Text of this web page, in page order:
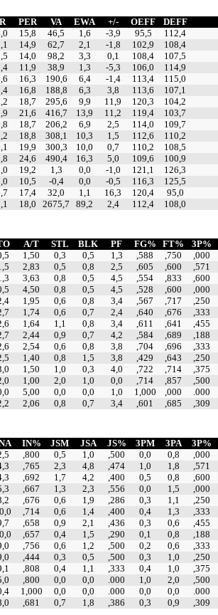
PER VA EWA +/- OEFF
DEFF
15,8 46,5 1,6 -3,9 95,5
112,4
14,9 62,7 2,1 -1,8 102,9
108,4
14,0 98,2 3,3 0,1 108,4
107,5
11,9 38,9 1,3 -5,3 106,0
114,9
16,3 190,6 6,4 -1,4 113,4
115,0
16,8 188,8 6,3 3,8 113,6
107,1
18,7 295,6 9,9 11,9 120,3
104,2
21,6 416,7 13,9 11,2 119,4
103,7
18,7 206,2 6,9 2,5 114,0
109,7
18,8 308,1 10,3 1,5 112,6
110,2
19,9 300,3 10,0 0,7 110,2
108,5
24,6 490,4 16,3 5,0 109,6
100,9
19,2 1,3 0,0 -1,0 121,1
126,3
10,5 -0,4 0,0 -0,5 116,3
125,5
17,4 32,0 1,1 16,3 120,4
95,0
18,0 2675,7 89,2 2,4 112,4 108,0
A/T STL BLK PF FG% FT%
3P%
1,50 0,3 0,5 1,3 ,588 ,750
,000
2,83 0,5 0,8 2,5 ,605 ,600
,571
3,63 0,8 0,5 4,5 ,554 ,833
,600
4,50 0,8 0,5 4,5 ,528 ,600
,000
1,95 0,6 0,8 3,4 ,567 ,717
,250
1,74 0,6 0,7 2,4 ,640 ,676
,333
1,64 1,1 0,8 3,4 ,611 ,641
,455
2,44 0,9 0,7 4,2 ,584 ,689
,188
2,54 0,6 0,8 3,8 ,704 ,696
,333
1,40 0,8 1,5 3,8 ,429 ,643
,250
1,50 1,0 0,3 4,0 ,722 ,714
,375
1,00 2,0 1,0 0,0 ,714 ,857
,500
5,00 0,0 0,0 1,0 1,000 ,000
.000
2,06 0,8 0,7 3,4 ,601 ,685 ,309
IN% JSM JSA JS% 3PM 3PA
3P%
,800 0,5 1,0 ,500 0,0 0,8
,000
,765 2,3 4,8 ,474 1,0 1,8
,571
,692 1,7 4,2 ,400 0,5 0,8
,600
,667 1,3 2,3 ,556 0,0 1,5
,000
,676 0,6 1,9 ,286 0,3 1,1
,250
,714 0,6 1,4 ,400 0,4 1,3
,333
,658 0,9 2,1 ,436 0,3 0,6
,455
,657 0,4 1,5 ,290 0,1 0,8
,188
,756 0,6 1,2 ,500 0,2 0,6
,333
,444 0,3 0,5 ,500 0,3 1,0
,250
,808 0,4 1,1 ,333 0,4 1,0
,375
,800 0,0 0,0 .000 1,0 2,0
,500
1,000 0,0 0,0 .000 0,0 0,0
.000
,681 0,7 1,8 ,386 0,3 0,9 ,309